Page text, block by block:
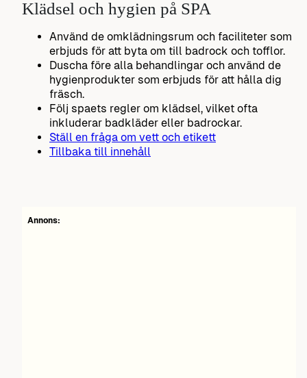
Klädsel och hygien på SPA
Använd de omklädningsrum och faciliteter som
erbjuds för att byta om till badrock och tofflor.
Duscha före alla behandlingar och använd de
hygienprodukter som erbjuds för att hålla dig
fräsch.
Följ spaets regler om klädsel, vilket ofta
inkluderar badkläder eller badrockar.
Ställ en fråga om vett och etikett
Tillbaka till innehåll
Annons: